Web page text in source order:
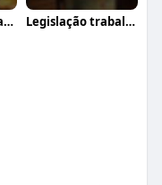
Delivery e take away Legislação trabalhista